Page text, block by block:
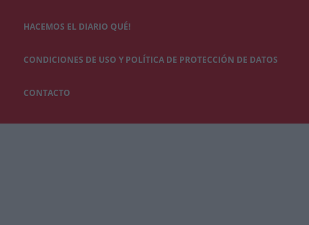
HACEMOS EL DIARIO QUÉ!
CONDICIONES DE USO Y POLÍTICA DE PROTECCIÓN DE DATOS
CONTACTO